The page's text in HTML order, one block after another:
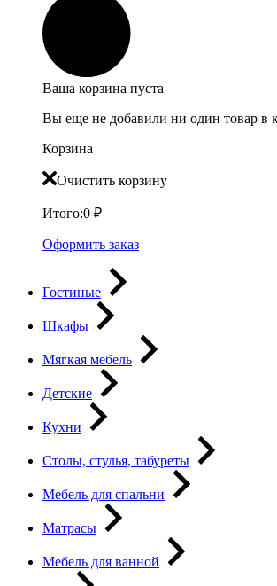
Ваша корзина пуста
Вы еще не добавили ни один товар в
Корзина
Очистить корзину
Итого:0 ₽
Оформить заказ
Гостиные
Шкафы
Мягкая мебель
Детские
Кухни
Столы, стулья, табуреты
Мебель для спальни
Матрасы
Мебель для ванной